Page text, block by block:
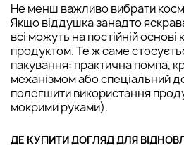
Не менш важливо вибрати
Якщо віддушка занадто
всі можуть на постійній
продуктом. Те ж саме
пакування: практична помпа,
механізмом або спеціальний
полегшити використання
мокрими руками).
ДЕ КУПИТИ ДОГЛЯД ДЛЯ